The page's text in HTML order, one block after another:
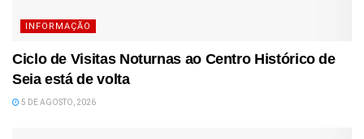
INFORMAÇÃO
Ciclo de Visitas Noturnas ao Centro Histórico de
Seia está de volta
5 DE AGOSTO, 2026